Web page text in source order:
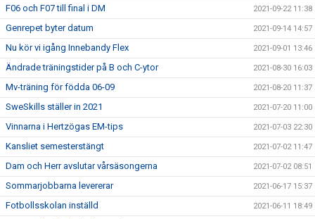
F06 och F07 till final i DM 2021-09-22 11:38
Genrepet byter datum 2021-09-14 14:57
Nu kör vi igång Innebandy Flex 2021-09-01 13:46
Ändrade träningstider på B och C-ytor 2021-08-30 16:03
Mv-träning för födda 06-09 2021-08-20 11:37
SweSkills ställer in 2021 2021-07-20 11:00
Vinnarna i Hertzögas EM-tips 2021-07-03 22:30
Kansliet semesterstängt 2021-07-02 11:47
Dam och Herr avslutar vårsäsongerna 2021-07-02 08:51
Sommarjobbarna levererar 2021-06-17 15:37
Fotbollsskolan inställd 2021-06-11 18:49